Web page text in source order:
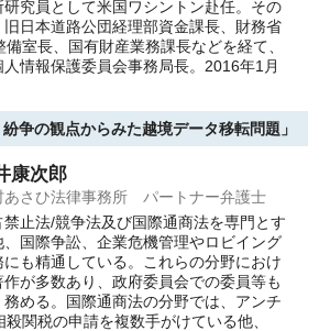
研究員として米国ワシントン赴任。その
旧日本道路公団経理部資金課長、財務省
室長、国有財産業務課長などを経て、
情報保護委員会事務局長。2016年1月
紛争の観点からみた越境データ移転問題」
康次郎
あさひ法律事務所 パートナー弁護士
禁止法/競争法及び国際通商法を専門とす
、国際争訟、企業危機管理やロビイング
にも精通している。これらの分野におけ
作が多数あり、政府委員会での委員等も
務める。国際通商法の分野では、アンチ
関税の申請を複数手がけている他、